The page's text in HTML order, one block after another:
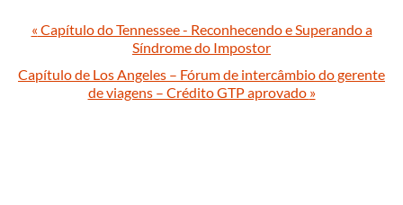
« Capítulo do Tennessee - Reconhecendo e Superando a
Síndrome do Impostor
Capítulo de Los Angeles – Fórum de intercâmbio do gerente
de viagens – Crédito GTP aprovado »